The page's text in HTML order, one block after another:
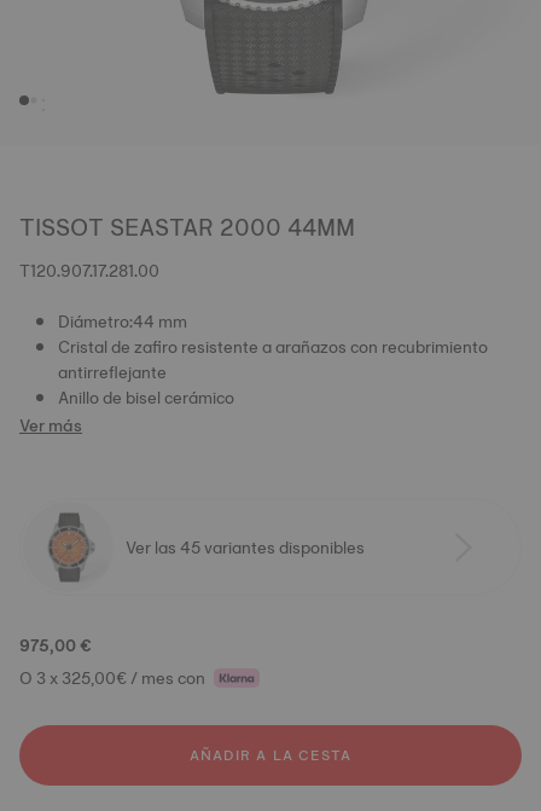
TISSOT SEASTAR 2000 44MM
T120.907.17.281.00
Diámetro:44 mm
Cristal de zafiro resistente a arañazos con recubrimiento
antirreflejante
Anillo de bisel cerámico
Ver más
Ver las 45 variantes disponibles
975,00 €
O 3 x 325,00€ / mes con
AÑADIR A LA CESTA